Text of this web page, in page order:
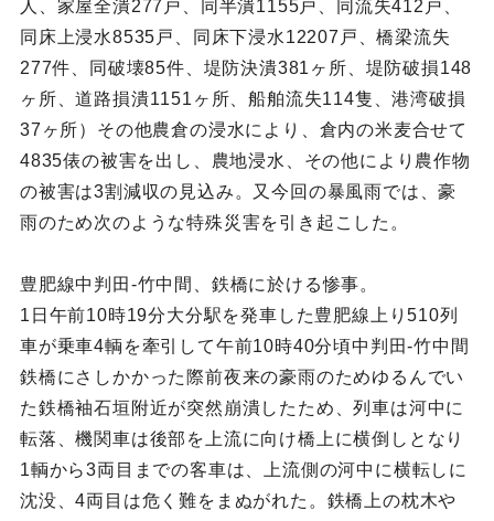
人、家屋全潰277戸、同半潰1155戸、同流失412戸、
同床上浸水8535戸、同床下浸水12207戸、橋梁流失
277件、同破壊85件、堤防決潰381ヶ所、堤防破損148
ヶ所、道路損潰1151ヶ所、船舶流失114隻、港湾破損
37ヶ所）その他農倉の浸水により、倉内の米麦合せて
4835俵の被害を出し、農地浸水、その他により農作物
の被害は3割減収の見込み。又今回の暴風雨では、豪
雨のため次のような特殊災害を引き起こした。
豊肥線中判田‐竹中間、鉄橋に於ける惨事。
1日午前10時19分大分駅を発車した豊肥線上り510列
車が乗車4輌を牽引して午前10時40分頃中判田‐竹中間
鉄橋にさしかかった際前夜来の豪雨のためゆるんでい
た鉄橋袖石垣附近が突然崩潰したため、列車は河中に
転落、機関車は後部を上流に向け橋上に横倒しとなり
1輌から3両目までの客車は、上流側の河中に横転しに
沈没、4両目は危く難をまぬがれた。鉄橋上の枕木や